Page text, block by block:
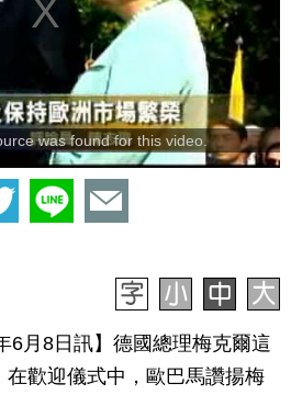
was found for this video.
6月8日訊】德國總理梅克爾這
在歡迎儀式中，歐巴馬讚揚梅